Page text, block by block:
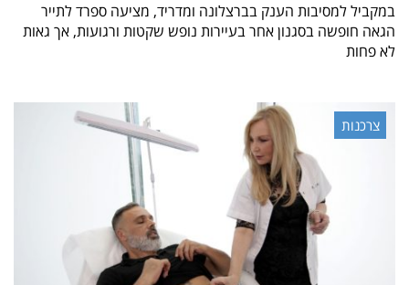
במקביל למסיבות הענק בברצלונה ומדריד, מציעה ספרד לתייר
הגאה חופשה בסגנון אחר בעיירות נופש שקטות ורגועות, אך גאות
לא פחות
צרכנות